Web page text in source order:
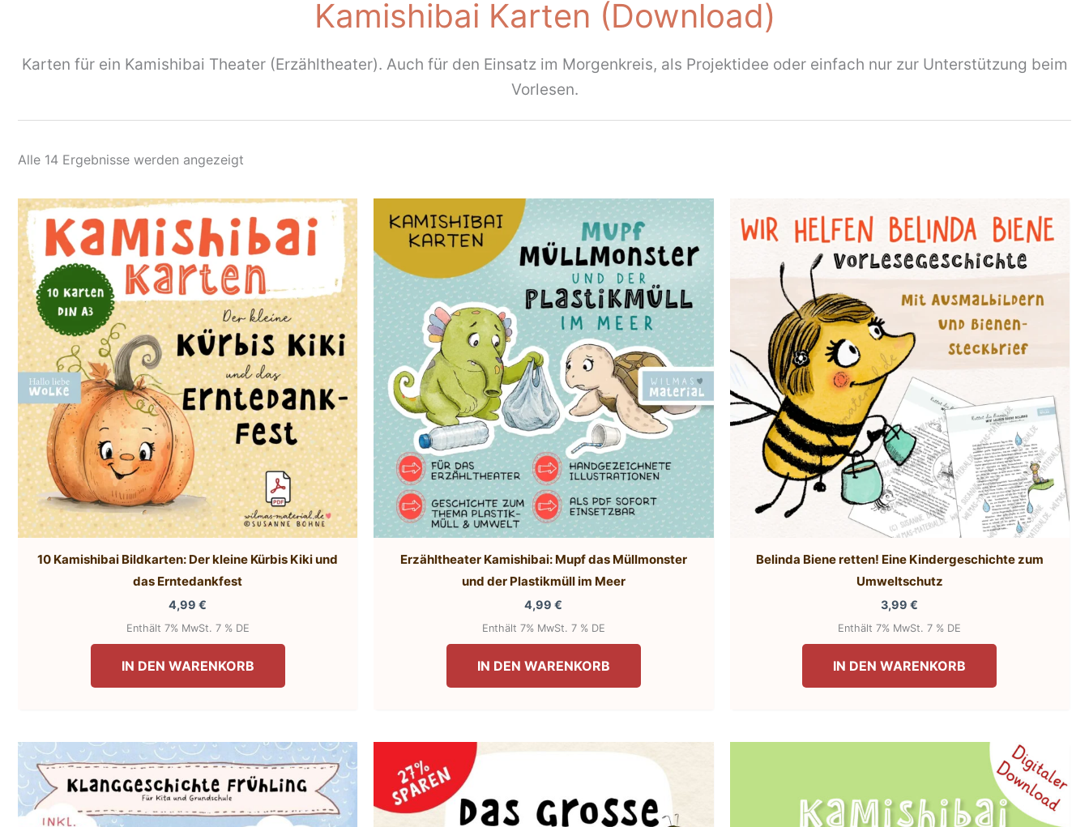
Kamishibai Karten (Download)
Karten für ein Kamishibai Theater (Erzähltheater). Auch für den Einsatz im Morgenkreis, als Projektidee oder einfach nur zur Unterstützung beim
Vorlesen.
Alle 14 Ergebnisse werden angezeigt
10 Kamishibai Bildkarten: Der kleine Kürbis Kiki und
das Erntedankfest
4,99€
Enthält 7% MwSt. 7 % DE
IN DEN WARENKORB
Erzähltheater Kamishibai: Mupf das Müllmonster
und der Plastikmüll im Meer
4,99€
Enthält 7% MwSt. 7 % DE
IN DEN WARENKORB
Belinda Biene retten! Eine Kindergeschichte zum
Umweltschutz
3,99€
Enthält 7% MwSt. 7 % DE
IN DEN WARENKORB